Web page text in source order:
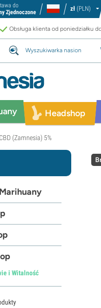
do
Zjednoczone
zł (PLN)
Obsługa klienta od poniedziałku
Wyszukiwarka nasion
Headshop
(Zamnesia) 5%
i Witalność